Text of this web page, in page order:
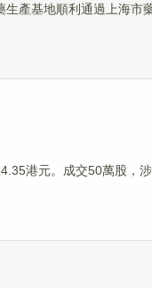
產基地順利通過上海市
港元。成交50萬股，